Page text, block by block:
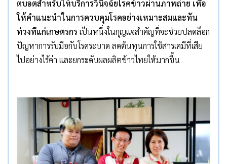
ตบอตสำหรับให้บริการวินิจฉัยโรคข้าวผ่านภาพถ่าย เพื่อ
ให้คำแนะนำในการควบคุมโรคอย่างเหมาะสมและทัน
ท่วงทีแก่เกษตรกรเป็นหนึ่งในกุญแจสำคัญที่จะช่วยปลดล็อก
ปัญหาการรับมือกับโรคระบาด ลดต้นทุนการใช้สารเคมีที่เสีย
ไปอย่างไร้ค่า และยกระดับผลผลิตข้าวไทยให้มากขึ้น